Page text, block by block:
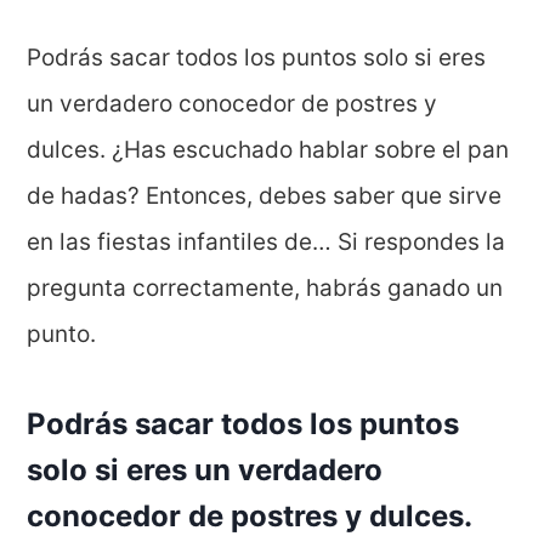
Podrás sacar todos los puntos solo si eres
un verdadero conocedor de postres y
dulces. ¿Has escuchado hablar sobre el pan
de hadas? Entonces, debes saber que sirve
en las fiestas infantiles de… Si respondes la
pregunta correctamente, habrás ganado un
punto.
Podrás sacar todos los puntos
solo si eres un verdadero
conocedor de postres y dulces.